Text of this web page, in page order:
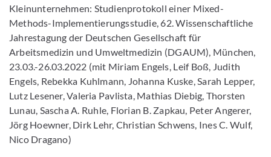
Kleinunternehmen: Studienprotokoll einer Mixed-
Methods-Implementierungsstudie, 62. Wissenschaftliche
Jahrestagung der Deutschen Gesellschaft für
Arbeitsmedizin und Umweltmedizin (DGAUM), München,
23.03.-26.03.2022 (mit Miriam Engels, Leif Boß, Judith
Engels, Rebekka Kuhlmann, Johanna Kuske, Sarah Lepper,
Lutz Lesener, Valeria Pavlista, Mathias Diebig, Thorsten
Lunau, Sascha A. Ruhle, Florian B. Zapkau, Peter Angerer,
Jörg Hoewner, Dirk Lehr, Christian Schwens, Ines C. Wulf,
Nico Dragano)